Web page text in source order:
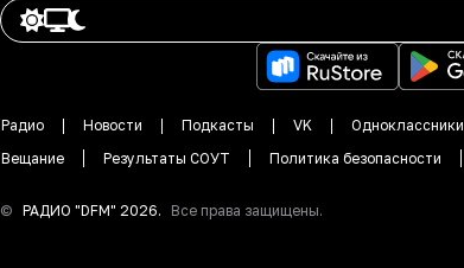
Радио Новости Подкасты VK Одноклассники
Вещание
Результаты СОУТ Политика безопасности
© РАДИО "DFM" 2026. Все права защищены.